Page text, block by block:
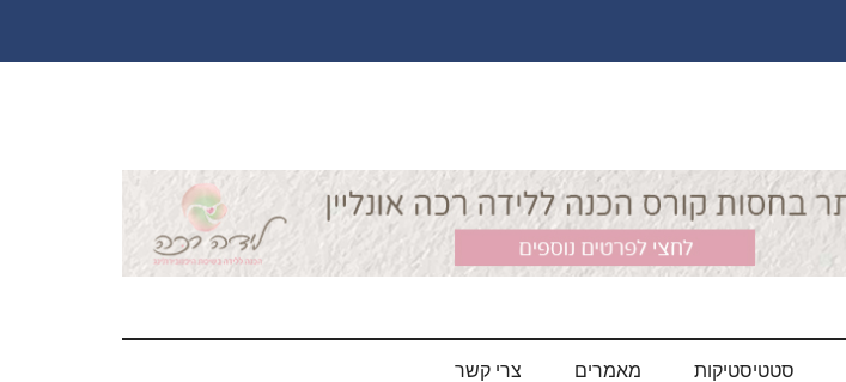
סטטיסטיקות מאמרים צרי קשר